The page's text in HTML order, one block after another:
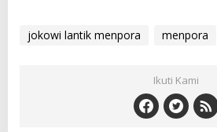
jokowi lantik menpora menpora
Ikuti Kami